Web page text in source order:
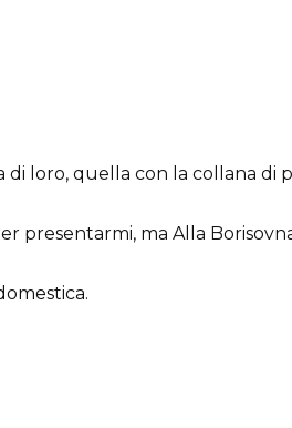
di loro, quella con la collana di
presentarmi, ma Alla